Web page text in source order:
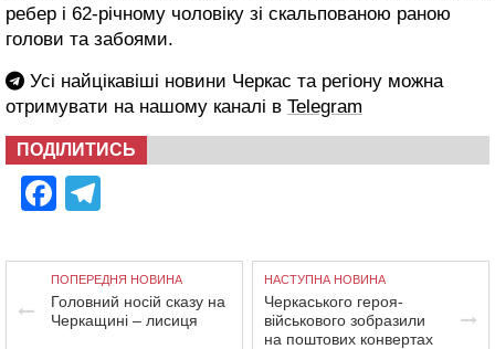
ребер і 62-річному чоловіку зі скальпованою раною
голови та забоями.
Усі найцікавіші новини Черкас та регіону можна
отримувати на нашому каналі в Telegram
ПОДІЛИТИСЬ
Facebook
ПОПЕРЕДНЯ НОВИНА
Головний носій сказу на
Черкащині – лисиця
НАСТУПНА НОВИНА
Черкаського героя-
військового зобразили
на поштових конвертах